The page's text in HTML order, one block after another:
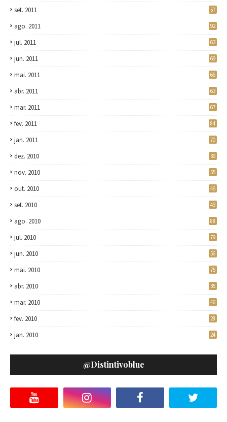
set. 2011 57
ago. 2011 92
jul. 2011 63
jun. 2011 69
mai. 2011 66
abr. 2011 63
mar. 2011 67
fev. 2011 84
jan. 2011 70
dez. 2010 39
nov. 2010 55
out. 2010 46
set. 2010 49
ago. 2010 88
jul. 2010 79
jun. 2010 56
mai. 2010 75
abr. 2010 35
mar. 2010 46
fev. 2010 28
jan. 2010 24
@distintivoblue